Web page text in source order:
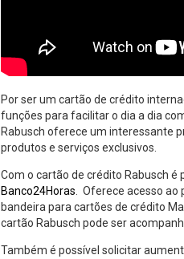
Por ser um cartão de crédito
funções para facilitar o dia a dia
Rabusch oferece um interessante
produtos e serviços exclusivos.
Com o cartão de crédito Rabusch
Banco24Horas . Oferece acesso
bandeira para cartões de crédito
cartão Rabusch pode ser
Também é possível solicitar